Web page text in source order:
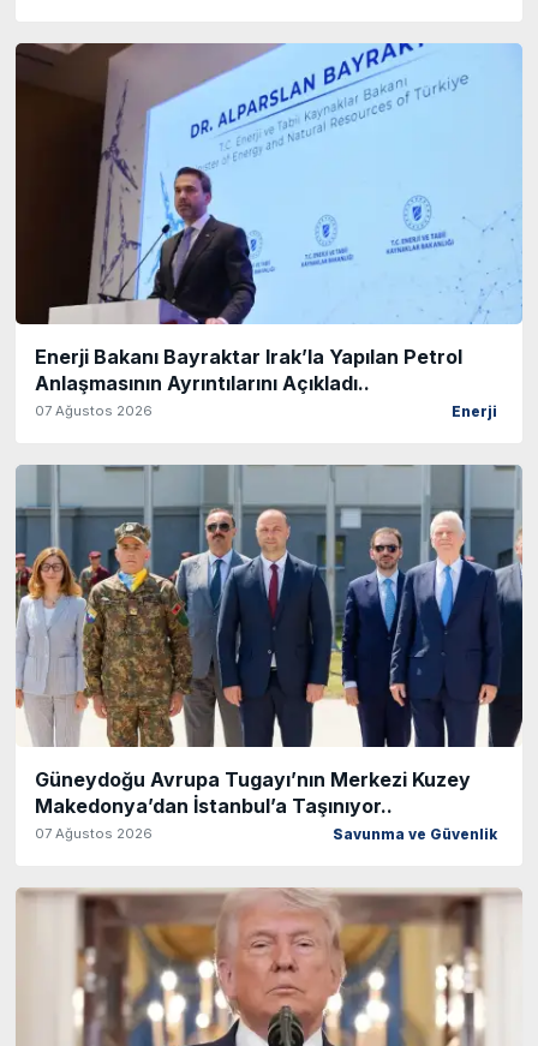
Enerji Bakanı Bayraktar Irak’la Yapılan Petrol
Anlaşmasının Ayrıntılarını Açıkladı..
07 Ağustos 2026 Enerji
Güneydoğu Avrupa Tugayı’nın Merkezi Kuzey
Makedonya’dan İstanbul’a Taşınıyor..
07 Ağustos 2026 Savunma ve Güvenlik